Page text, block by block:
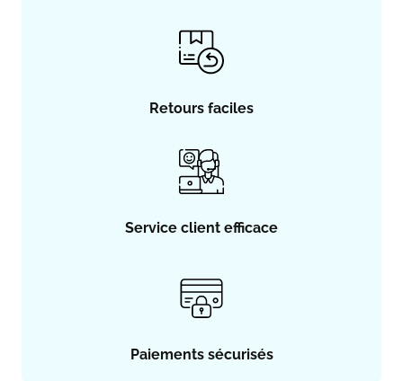
Retours faciles
Service client efficace
Paiements sécurisés